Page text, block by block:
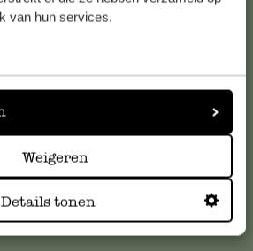
van hun services.
Weigeren
Details tonen
demande de conseil ou d’aide,
service clientèle. Ou retrouvez ici
les plus fréquemment posées
kamille.com